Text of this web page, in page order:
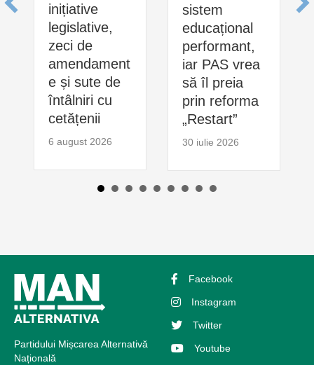
inițiative
legislative,
zeci de
amendament
e și sute de
întâlniri cu
cetățenii
6 august 2026
sistem
educațional
performant,
iar PAS vrea
să îl preia
prin reforma
„Restart”
30 iulie 2026
Partidului Mișcarea Alternativă
Națională
Facebook
Instagram
Twitter
Youtube